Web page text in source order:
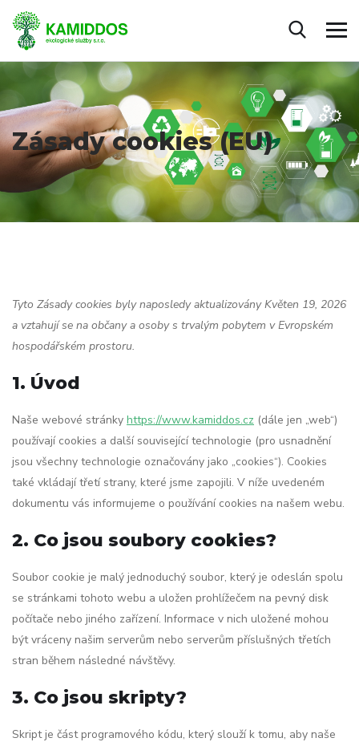
Zásady cookies (EU)
Tyto Zásady cookies byly naposledy aktualizovány Květen 19, 2026
a vztahují se na občany a osoby s trvalým pobytem v Evropském
hospodářském prostoru.
1. Úvod
Naše webové stránky https://www.kamiddos.cz (dále jen „web“)
používají cookies a další související technologie (pro usnadnění
jsou všechny technologie označovány jako „cookies“). Cookies
také vkládají třetí strany, které jsme zapojili. V níže uvedeném
dokumentu vás informujeme o používání cookies na našem webu.
2. Co jsou soubory cookies?
Soubor cookie je malý jednoduchý soubor, který je odeslán spolu
se stránkami tohoto webu a uložen prohlížečem na pevný disk
počítače nebo jiného zařízení. Informace v nich uložené mohou
být vráceny našim serverům nebo serverům příslušných třetích
stran během následné návštěvy.
3. Co jsou skripty?
Skript je část programového kódu, který slouží k tomu, aby naše